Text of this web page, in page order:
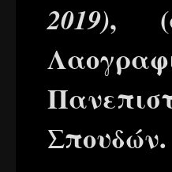
2019),
Σπουδών.